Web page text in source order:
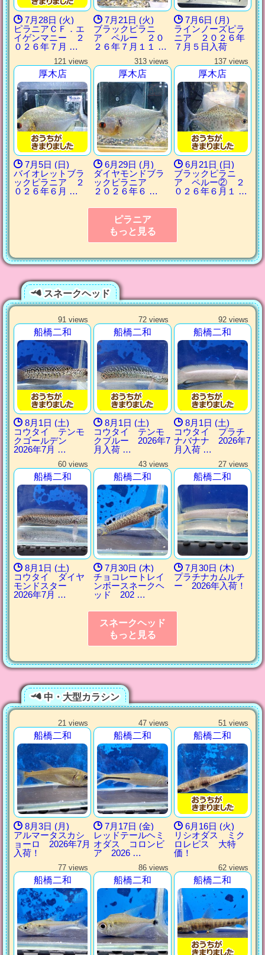
7月28日 (火)
ピラニアＣＦ．エ
イゲンマニー ２
０２６年７月 …
7月21日 (火)
ブラックピラニ
ア ペルー ２０
２６年７月１１ …
7月6日 (月)
ラインノーズピラ
ニア ２０２６年
７月５日入荷
121 views
厚木店
7月5日 (日)
バイオレットブラ
ックピラニア ２
０２６年６月 …
313 views
厚木店
6月29日 (月)
ダイヤモンドブラ
ックピラニア
２０２６年６ …
137 views
厚木店
6月21日 (日)
ブラックピラニ
ア ペルー② ２
０２６年６月１ …
ピラニア
もっと見る
スネークヘッド
91 views
船橋二和
8月1日 (土)
コウタイ テンモ
クゴールデン
2026年7月 …
72 views
船橋二和
8月1日 (土)
コウタイ テンモ
クブルー 2026年7
月入荷 …
92 views
船橋二和
8月1日 (土)
コウタイ プラチ
ナバナナ 2026年7
月入荷 …
60 views
船橋二和
8月1日 (土)
コウタイ ダイヤ
モンドスター
2026年7月 …
43 views
船橋二和
7月30日 (木)
チョコレートレイ
ンボースネークヘ
ッド 202 …
27 views
船橋二和
7月30日 (木)
プラチナカムルチ
ー 2026年入荷！
スネークヘッド
もっと見る
中・大型カラシン
21 views
船橋二和
8月3日 (月)
アルマータスカシ
ョーロ 2026年7月
入荷！
47 views
船橋二和
7月17日 (金)
レッドテールヘミ
オダス コロンビ
ア 2026 …
51 views
船橋二和
6月16日 (火)
リシオダス ミク
ロレピス 大特
価！
77 views
船橋二和
86 views
船橋二和
62 views
船橋二和